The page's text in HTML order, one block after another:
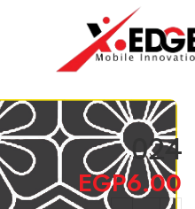
الرئيسية 3D white and black
024
EGP6.00